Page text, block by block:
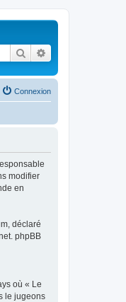
Rechercher
Connexion
modifier
en
déclaré
phpBB
où « Le
le jugeons